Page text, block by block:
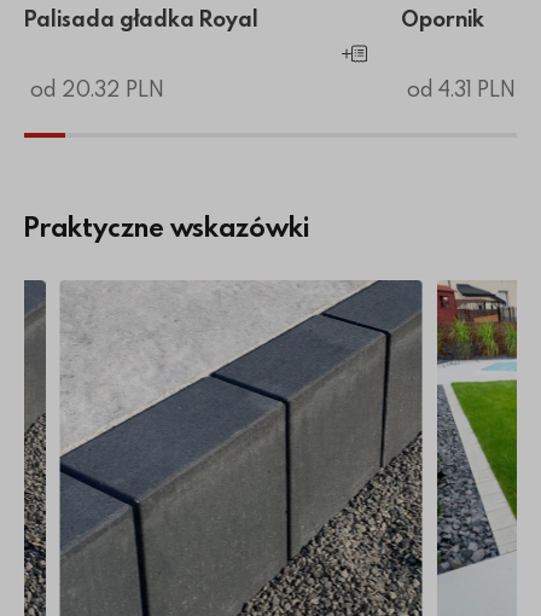
Palisada gładka Royal
od 20.32 PLN
Dodaj do koszyka
Opornik
od 4.31 PLN
Praktyczne wskazówki
Więcej o Jakie obrzeża do kostki brukowej?Więcej o